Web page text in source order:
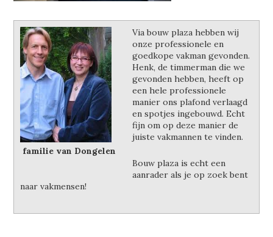
familie van Dongelen
Via bouw plaza hebben wij
onze professionele en
goedkope vakman gevonden.
Henk, de timmerman die we
gevonden hebben, heeft op
een hele professionele
manier ons plafond verlaagd
en spotjes ingebouwd. Echt
fijn om op deze manier de
juiste vakmannen te vinden.
Bouw plaza is echt een
aanrader als je op zoek bent
naar vakmensen!